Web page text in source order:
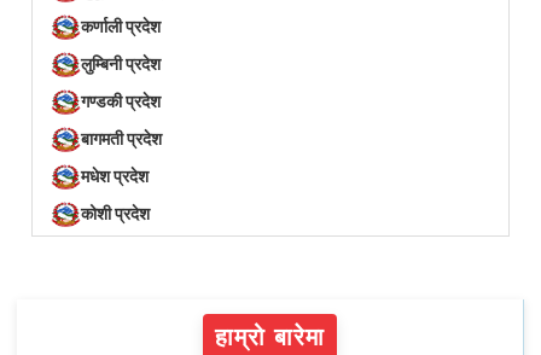
कर्णाली प्रदेश
लुम्बिनी प्रदेश
गण्डकी प्रदेश
बागमती प्रदेश
मधेश प्रदेश
कोशी प्रदेश
हाम्रो बारेमा